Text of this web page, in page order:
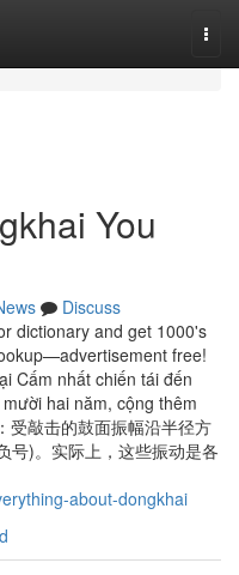
You
Discuss
dictionary and get 1000's
free!
Cấm nhất chiến tái đến
hai năm, cộng thêm
受敲击的鼓面振幅沿半径方
号)。实际上，这些振动是各
about-dongkhai